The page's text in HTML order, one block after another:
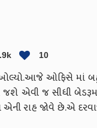
10
ખોલ્યો.આજે ઓફિસે
જશે એવી જ સીધી
રાહ જોવે છે.એ